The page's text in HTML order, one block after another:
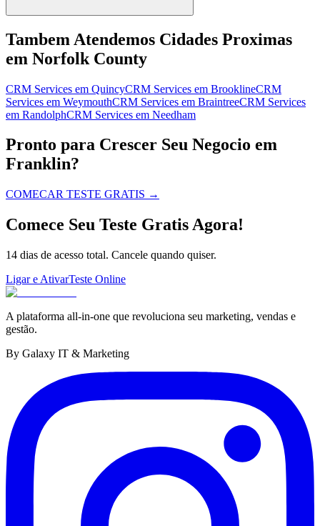
Tambem Atendemos Cidades Proximas
em Norfolk County
CRM Services em QuincyCRM Services em BrooklineCRM
Services em WeymouthCRM Services em BraintreeCRM Services
em RandolphCRM Services em Needham
Pronto para Crescer Seu Negocio em
Franklin?
COMECAR TESTE GRATIS →
Comece Seu Teste Gratis Agora!
14 dias de acesso total. Cancele quando quiser.
Ligar e AtivarTeste Online
A plataforma all-in-one que revoluciona seu marketing, vendas e
gestão.
By Galaxy IT & Marketing